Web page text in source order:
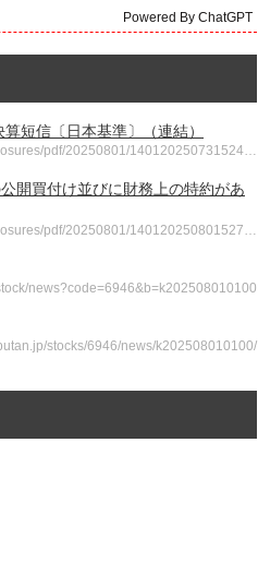
Powered By ChatGPT
短信〔日本基準〕（連結）
pdf/20250801/140120250731524…
開買付け並びに財務上の特約があ
pdf/20250801/140120250801527…
news?code=6946&b=k202508010100
stocks/6946/news/k202508010100/